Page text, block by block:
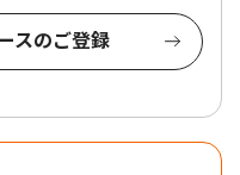
スのご登録